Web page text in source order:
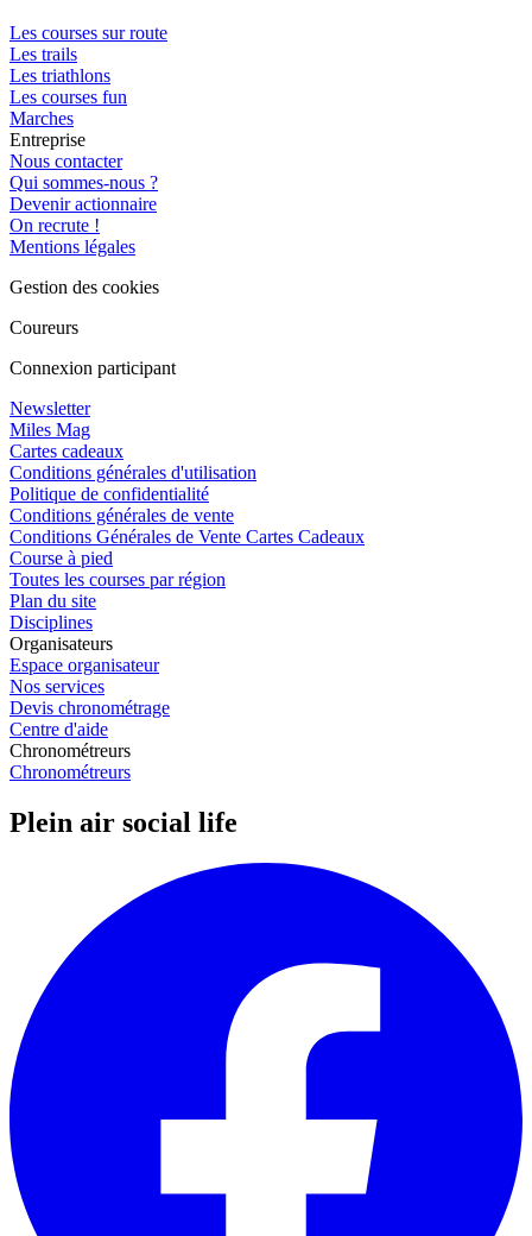
Les courses sur route
Les trails
Les triathlons
Les courses fun
Marches
Entreprise
Nous contacter
Qui sommes-nous ?
Devenir actionnaire
On recrute !
Mentions légales
Gestion des cookies
Coureurs
Connexion participant
Newsletter
Miles Mag
Cartes cadeaux
Conditions générales d'utilisation
Politique de confidentialité
Conditions générales de vente
Conditions Générales de Vente Cartes Cadeaux
Course à pied
Toutes les courses par région
Plan du site
Disciplines
Organisateurs
Espace organisateur
Nos services
Devis chronométrage
Centre d'aide
Chronométreurs
Chronométreurs
Plein air social life